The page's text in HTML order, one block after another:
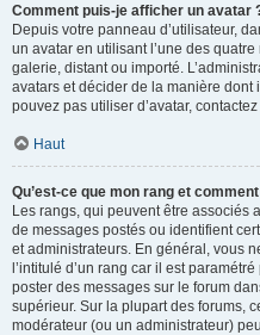
Comment puis-je afficher un avatar
Depuis votre panneau d’utilisateur,
un avatar en utilisant l’une des
galerie, distant ou importé.
avatars et décider de la manière dont
pouvez pas utiliser d’avatar,
Haut
Qu’est-ce que mon rang et
Les rangs, qui peuvent être associés
de messages postés ou identifient
et administrateurs. En général, vous
l’intitulé d’un rang car il est
poster des messages sur le forum
supérieur. Sur la plupart des forums,
modérateur (ou un administrateur)